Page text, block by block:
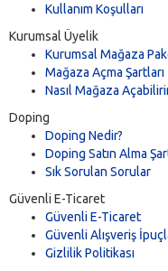
Kullanım Koşulları
Kurumsal Üyelik
Kurumsal Mağaza
Mağaza Açma Şartları
Nasıl Mağaza
Doping
Doping Nedir?
Doping Satın Alma
Sık Sorulan Sorular
Güvenli E-Ticaret
Güvenli E-Ticaret
Güvenli Alışveriş
Gizlilik Politikası